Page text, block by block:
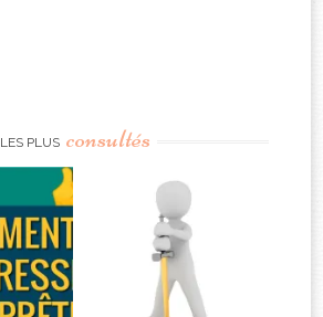
LES PLUS consultés